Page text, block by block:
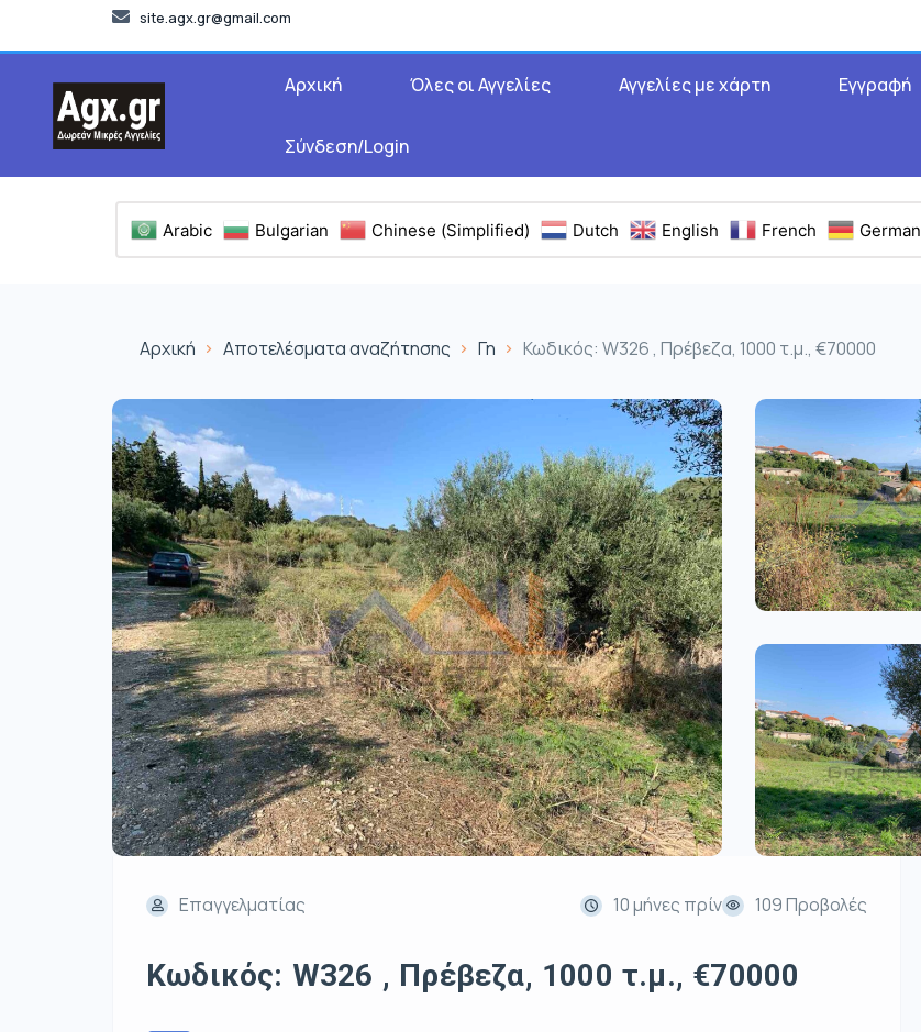
site.agx.gr@gmail.com
Αρχική Όλες οι Αγγελίες Αγγελίες με χάρτη Εγγραφή
Σύνδεση/Login
Arabic Bulgarian Chinese (Simplified) Dutch English French German
Αρχική Αποτελέσματα αναζήτησης Γη Κωδικός: W326 , Πρέβεζα, 1000 τ.μ., €70000
Επαγγελματίας 10 μήνες πρίν 109 Προβολές
Κωδικός: W326 , Πρέβεζα, 1000 τ.μ., €70000